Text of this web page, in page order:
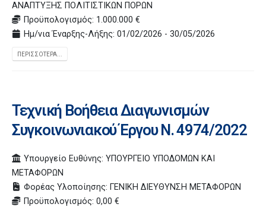
ΑΝΑΠΤΥΞΗΣ ΠΟΛΙΤΙΣΤΙΚΩΝ ΠΟΡΩΝ
Προϋπολογισμός: 1.000.000 €
Ημ/νια Έναρξης-Λήξης: 01/02/2026 - 30/05/2026
ΠΕΡΙΣΣΌΤΕΡΑ...
Τεχνική Βοήθεια Διαγωνισμών
Συγκοινωνιακού Έργου Ν. 4974/2022
Υπουργείο Ευθύνης: ΥΠΟΥΡΓΕΙΟ ΥΠΟΔΟΜΩΝ ΚΑΙ
ΜΕΤΑΦΟΡΩΝ
Φορέας Υλοποίησης: ΓΕΝΙΚΗ ΔΙΕΥΘΥΝΣΗ ΜΕΤΑΦΟΡΩΝ
Προϋπολογισμός: 0,00 €